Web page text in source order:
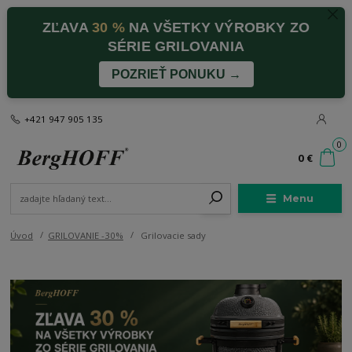
ZĽAVA30 %NA VŠETKY VÝROBKY ZO
SÉRIE GRILOVANIA
POZRIEŤ PONUKU →
Menu
+421 947 905 135
0
0 €
Úvod GRILOVANIE -30% Grilovacie sady